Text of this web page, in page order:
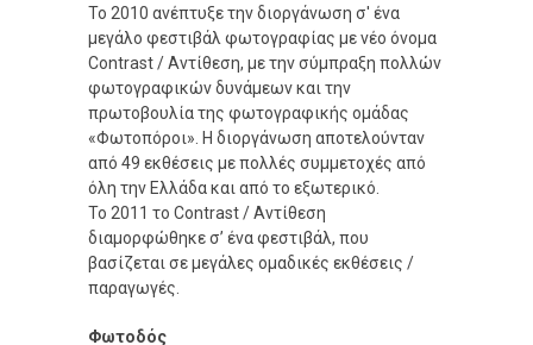
Το 2010 ανέπτυξε την διοργάνωση σ' ένα
μεγάλο φεστιβάλ φωτογραφίας με νέο όνομα
Contrast / Αντίθεση, με την σύμπραξη πολλών
φωτογραφικών δυνάμεων και την
πρωτοβουλία της φωτογραφικής ομάδας
«Φωτοπόροι». Η διοργάνωση αποτελούνταν
από 49 εκθέσεις με πολλές συμμετοχές από
όλη την Ελλάδα και από το εξωτερικό.
Το 2011 το Contrast / Αντίθεση
διαμορφώθηκε σ’ ένα φεστιβάλ, που
βασίζεται σε μεγάλες ομαδικές εκθέσεις /
παραγωγές.
Φωτοδός